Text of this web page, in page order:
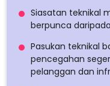
Siasatan teknikal
berpunca
Pasukan teknikal
pencegahan
pelanggan dan